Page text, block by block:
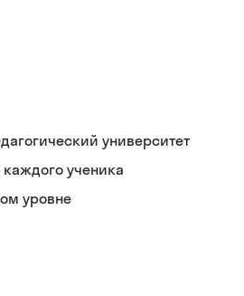
университет
ученика
уровне